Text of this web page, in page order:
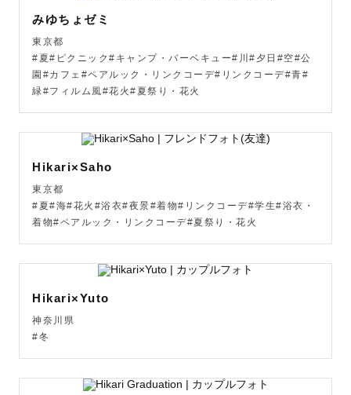
みゆちょゼミ
東京都
#夏#ピクニック#キャンプ・バーベキュー#川#夕日#空#公
園#カフェ#ペアルック・リンクコーデ#リンクコーデ#青#
緑#フィルム風#花火#夏祭り・花火
Hikari×Saho
東京都
#夏#海#花火#浴衣#夜景#着物#リンクコーデ#学生#浴衣・
着物#ペアルック・リンクコーデ#夏祭り・花火
Hikari×Yuto
神奈川県
#冬